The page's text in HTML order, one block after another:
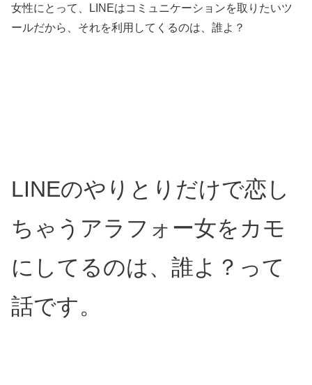
女性にとって、LINEはコミュニケーションを取りたいツ
ールだから、それを利用してくるのは、誰よ？
LINEのやりとりだけで恋し
ちゃうアラフォー女をカモ
にしてるのは、誰よ？って
話です。